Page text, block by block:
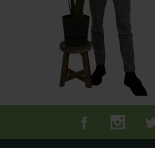
Tuincentrum.nl op